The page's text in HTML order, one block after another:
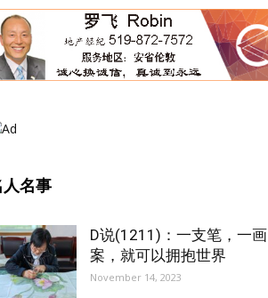
人名事
D说(1211)：一支笔，一画
案，就可以拥抱世界
November 14, 2023